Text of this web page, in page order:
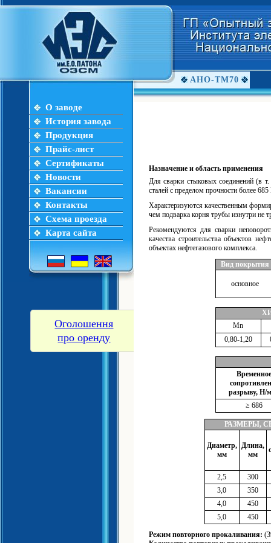
АНО-ТМ70
О заводе
История завода
Продукция
Прайс-лист
Сертификаты
Новости
Вакансии
Контакты
Схема проезда
Карта сайта
Оголошення
про оренду
Назначение и область применения
Для сварки стыковых соединений (в т.
сталей c пределом прочности более
Характеризуются качественным
чем подварка корня трубы изнутри не
Рекомендуются для сварки
качества строительства объектов
объектах нефтегазового комплекса.
Вид покрытия
основное
Мn
0,80-1,20
разрыву, Н/
≥ 686
РАЗМЕРЫ,
Диаметр,
мм
Длина,
мм
2,5
300
3,0
350
4,0
450
5,0
450
Режим повторного прокаливания: